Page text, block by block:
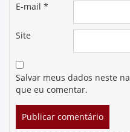
E-mail *
Site
Salvar meus dados neste
que eu comentar.